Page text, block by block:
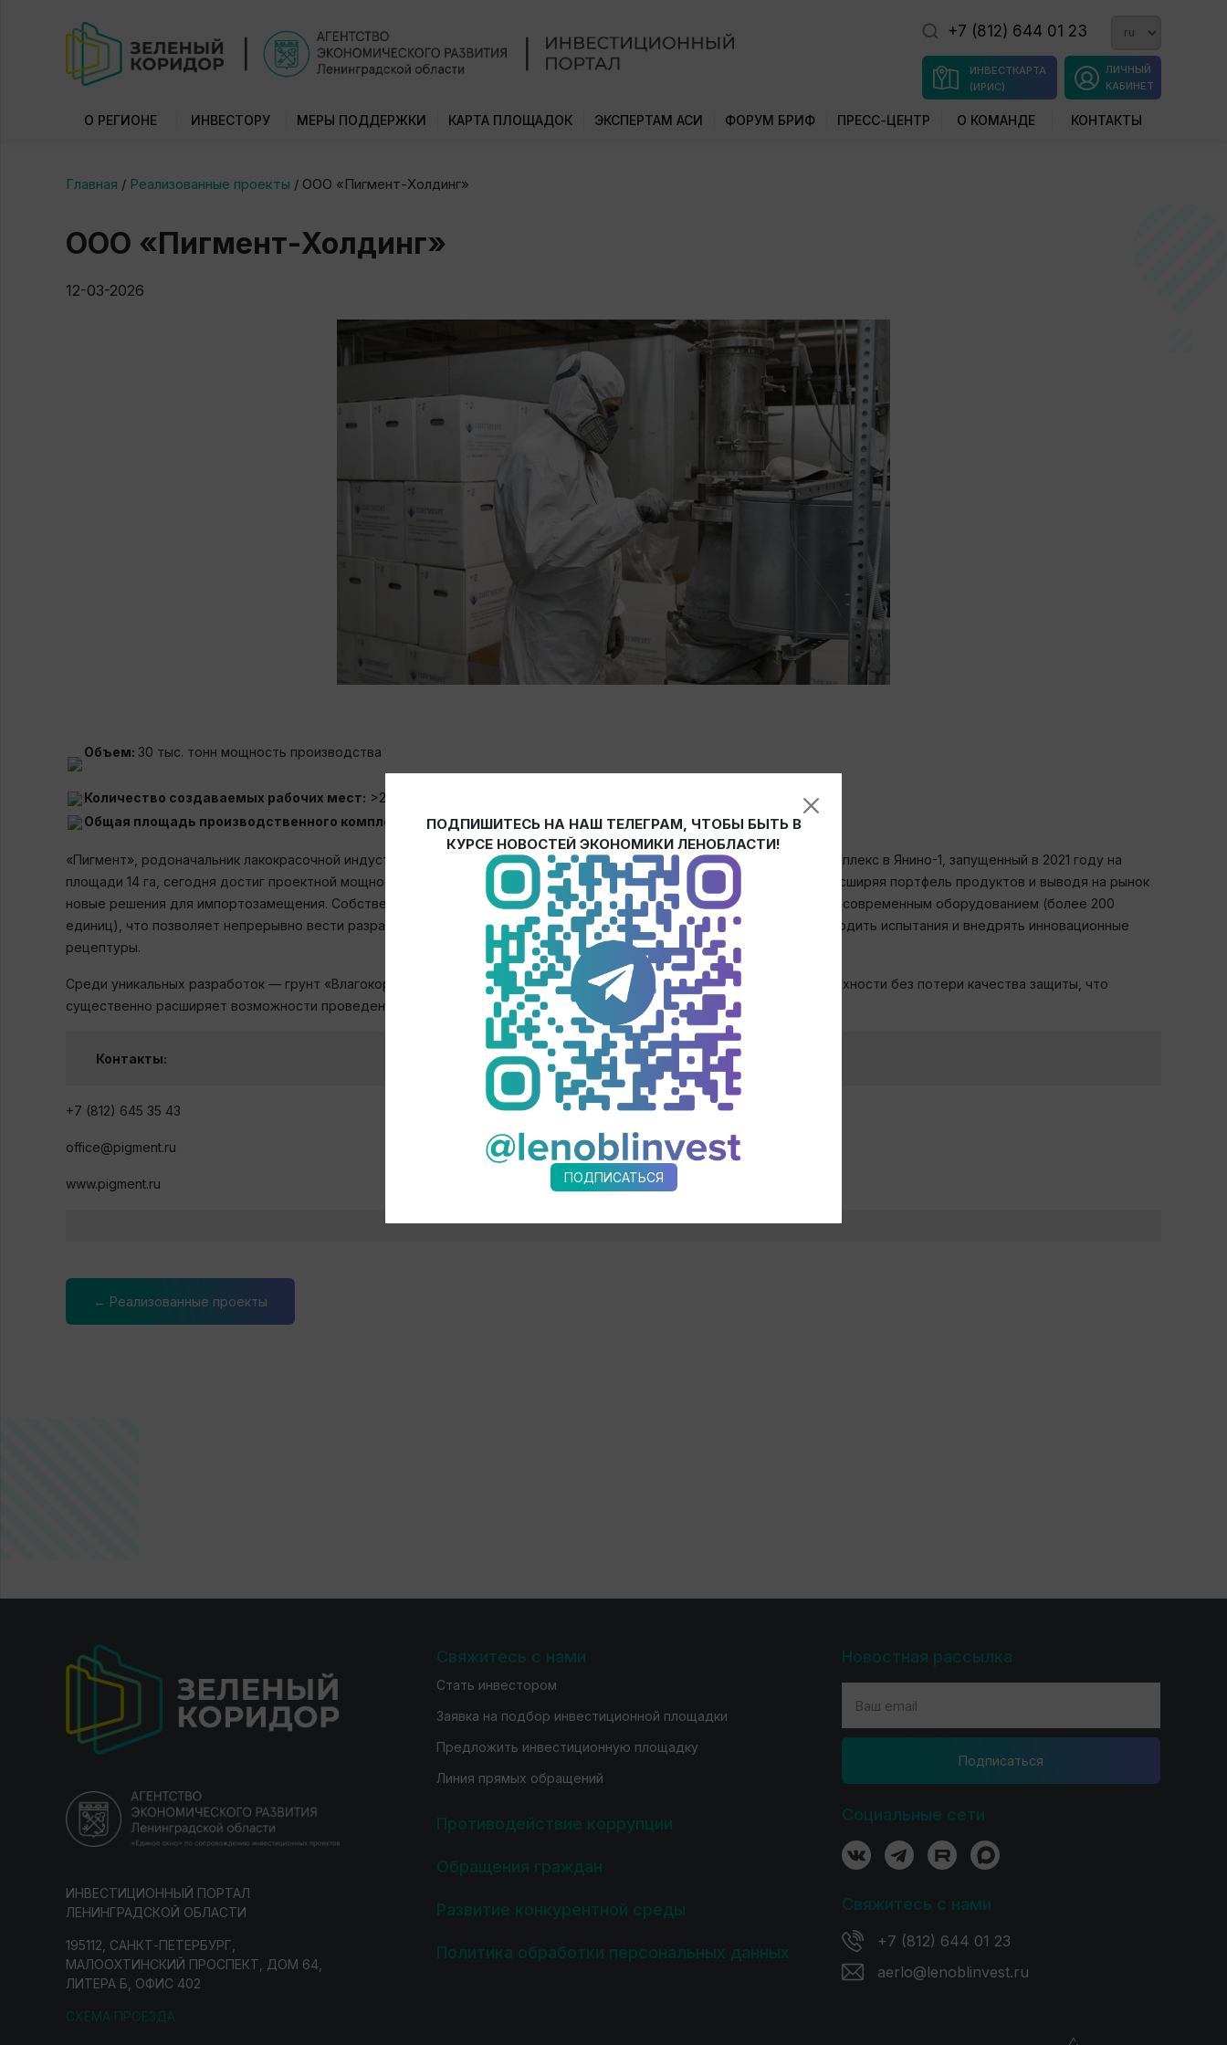
+7 (812) 644 01 23
ЛИЧНЫЙ
КАБИНЕТ
ИНВЕСТКАРТА
(ИРИС)
О РЕГИОНЕ ИНВЕСТОРУ МЕРЫ ПОДДЕРЖКИ КАРТА ПЛОЩАДОК ЭКСПЕРТАМ АСИ ФОРУМ БРИФ ПРЕСС-ЦЕНТР О КОМАНДЕ КОНТАКТЫ
Главная / Реализованные проекты / ООО «Пигмент-Холдинг»
ООО «Пигмент-Холдинг»
12-03-2026
Объем: 30 тыс. тонн мощность производства
Количество создаваемых рабочих мест: >200
Общая площадь производственного комплекса
14 га
«Пигмент», родоначальник лакокрасочной индустрии России, ведет свою историю с 1839 года. Производственный комплекс в Янино-1, запущенный в 2021 году на
площади 14 га, сегодня достиг проектной мощности в 30 000 тонн продукции в год. Компания активно развивается, расширяя портфель продуктов и выводя на рынок
новые решения для импортозамещения. Собственный Научно-исследовательский институт «Пигмент-Наука» оснащен современным оборудованием (более 200
единиц), что позволяет непрерывно вести разработку специальных материалов с заданными характеристиками, проводить испытания и внедрять инновационные
рецептуры.
Среди уникальных разработок — грунт «Влагокор», предназначенный для нанесения на влажные металлические поверхности без потери качества защиты, что
существенно расширяет возможности проведения ремонтных работ в сложных условиях.
Контакты:
+7 (812) 645 35 43
office@pigment.ru
www.pigment.ru
← Реализованные проекты
ИНВЕСТИЦИОННЫЙ ПОРТАЛ
ЛЕНИНГРАДСКОЙ ОБЛАСТИ
195112, САНКТ-ПЕТЕРБУРГ,
МАЛООХТИНСКИЙ ПРОСПЕКТ, ДОМ 64,
ЛИТЕРА Б, ОФИС 402
СХЕМА ПРОЕЗДА
Свяжитесь с нами
Стать инвестором
Заявка на подбор инвестиционной площадки
Предложить инвестиционную площадку
Линия прямых обращений
Противодействие коррупции
Обращения граждан
Развитие конкурентной среды
Политика обработки персональных данных
Новостная рассылка
Подпиcаться
Социальные сети
Свяжитесь с нами
+7 (812) 644 01 23
aerlo@lenoblinvest.ru
ПОДПИШИТЕСЬ НА НАШ ТЕЛЕГРАМ, ЧТОБЫ БЫТЬ В
КУРСЕ НОВОСТЕЙ ЭКОНОМИКИ ЛЕНОБЛАСТИ!
ПОДПИСАТЬСЯ